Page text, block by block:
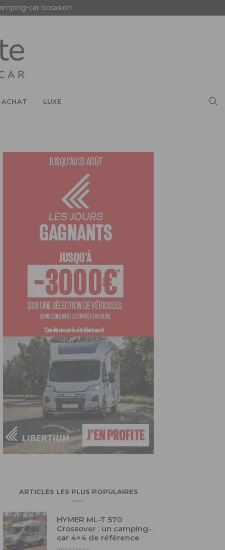
car occasion
ACHAT LUXE
ARTICLES LES PLUS POPULAIRES
HYMER ML-T 570
Crossover : un camping-
car 4×4 de référence